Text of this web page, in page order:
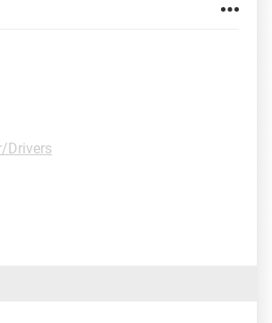
Drivers